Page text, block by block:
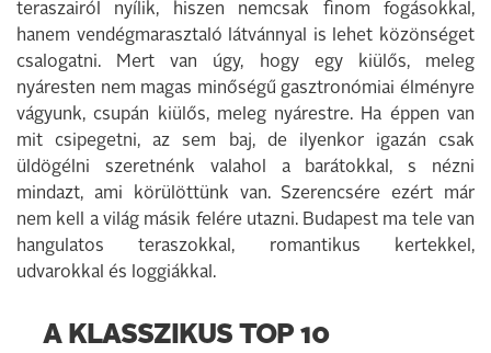
teraszairól nyílik, hiszen nemcsak finom fogásokkal,
hanem vendégmarasztaló látvánnyal is lehet közönséget
csalogatni. Mert van úgy, hogy egy kiülős, meleg
nyáresten nem magas minőségű gasztronómiai élményre
vágyunk, csupán kiülős, meleg nyárestre. Ha éppen van
mit csipegetni, az sem baj, de ilyenkor igazán csak
üldögélni szeretnénk valahol a barátokkal, s nézni
mindazt, ami körülöttünk van. Szerencsére ezért már
nem kell a világ másik felére utazni. Budapest ma tele van
hangulatos teraszokkal, romantikus kertekkel,
udvarokkal és loggiákkal.
A KLASSZIKUS TOP 10